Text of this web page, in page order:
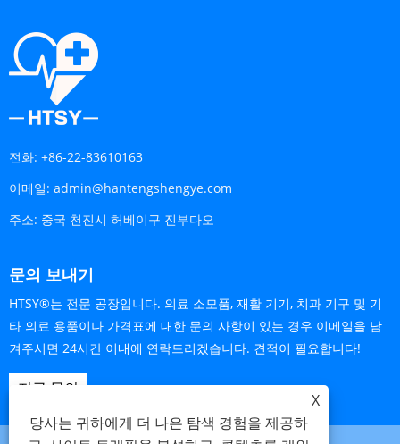
전화: +86-22-83610163
이메일: admin@hantengshengye.com
주소: 중국 천진시 허베이구 진부다오
문의 보내기
HTSY®는 전문 공장입니다. 의료 소모품, 재활 기기, 치과 기구 및 기
타 의료 용품이나 가격표에 대한 문의 사항이 있는 경우 이메일을 남
겨주시면 24시간 이내에 연락드리겠습니다. 견적이 필요합니다!
지금 문의
X
당사는 귀하에게 더 나은 탐색 경험을 제공하